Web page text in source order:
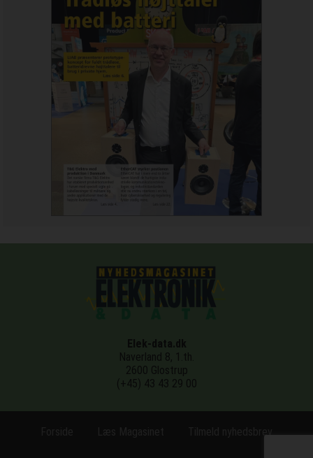
Elek-data.dk
Naverland 8, 1.th.
2600 Glostrup
(+45) 43 43 29 00
Tilmeld nyhedsbrev